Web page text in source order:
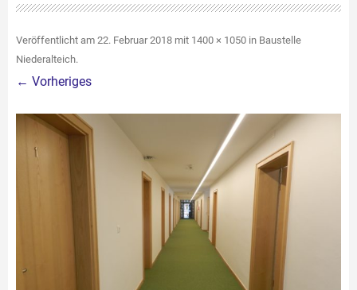
Veröffentlicht am 22. Februar 2018 mit 1400 × 1050 in Baustelle
Niederalteich.
← Vorheriges